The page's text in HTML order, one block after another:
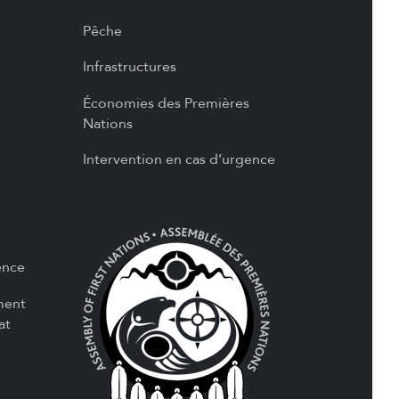
Pêche
Infrastructures
Économies des Premières
Nations
Intervention en cas d’urgence